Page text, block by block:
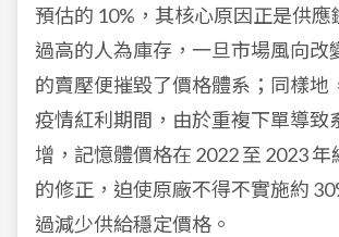
預估的 10%，其核心原因正是供應
過高的人為庫存，一旦市場風向改
的賣壓便摧毀了價格體系；同樣地
疫情紅利期間，由於重複下單導致
增，記憶體價格在 2022 至 2023
的修正，迫使原廠不得不實施約
過減少供給穩定價格。